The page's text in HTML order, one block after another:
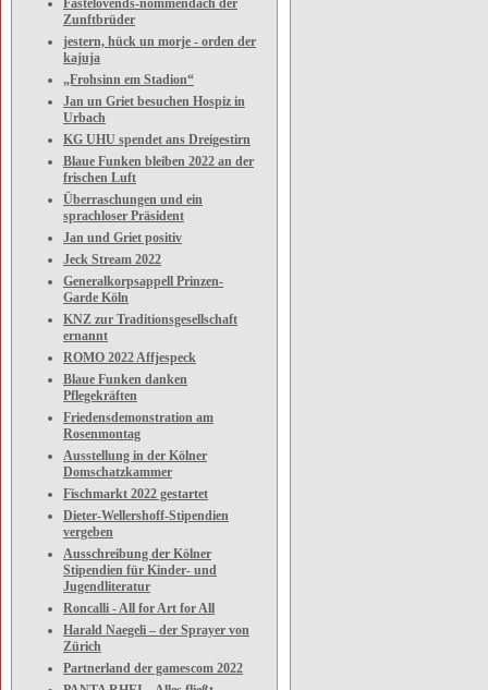
Fastelovends-nommendach der
Zunftbrüder
jestern, hück un morje - orden der
kajuja
„Frohsinn em Stadion“
Jan un Griet besuchen Hospiz in
Urbach
KG UHU spendet ans Dreigestirn
Blaue Funken bleiben 2022 an der
frischen Luft
Überraschungen und ein
sprachloser Präsident
Jan und Griet positiv
Jeck Stream 2022
Generalkorpsappell Prinzen-
Garde Köln
KNZ zur Traditionsgesellschaft
ernannt
ROMO 2022 Affjespeck
Blaue Funken danken
Pflegekräften
Friedensdemonstration am
Rosenmontag
Ausstellung in der Kölner
Domschatzkammer
Fischmarkt 2022 gestartet
Dieter-Wellershoff-Stipendien
vergeben
Ausschreibung der Kölner
Stipendien für Kinder- und
Jugendliteratur
Roncalli - All for Art for All
Harald Naegeli – der Sprayer von
Zürich
Partnerland der gamescom 2022